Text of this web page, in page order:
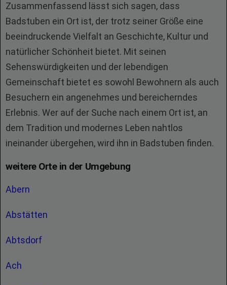
Zusammenfassend lässt sich sagen, dass
Badstuben ein Ort ist, der trotz seiner Größe eine
beeindruckende Vielfalt an Geschichte, Kultur und
natürlicher Schönheit bietet. Mit seinen
Sehenswürdigkeiten und der lebendigen
Gemeinschaft bietet es sowohl Bewohnern als auch
Besuchern ein angenehmes und bereicherndes
Erlebnis. Wer auf der Suche nach einem Ort ist, an
dem Tradition und modernes Leben nahtlos
ineinander übergehen, wird ihn in Badstuben finden.
weitere Orte in der Umgebung
Abern
Abstätten
Abtsdorf
Ach